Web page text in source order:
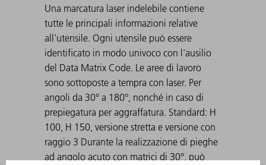
Una marcatura laser indelebile contiene
tutte le principali informazioni relative
all'utensile. Ogni utensile può essere
identificato in modo univoco con l'ausilio
del Data Matrix Code. Le aree di lavoro
sono sottoposte a tempra con laser. Per
angoli da 30° a 180°, nonché in caso di
prepiegatura per aggraffatura. Standard: H
100, H 150, versione stretta e versione con
raggio 3 Durante la realizzazione di pieghe
ad angolo acuto con matrici di 30°, può